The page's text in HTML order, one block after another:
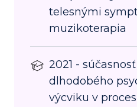
telesnými
muzikoterapia
2021 -
dlhodobého
výcviku v